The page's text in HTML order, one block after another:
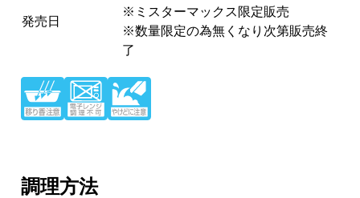
発売日
※ミスターマックス限定販売
※数量限定の為無くなり次第販売終
了
調理方法